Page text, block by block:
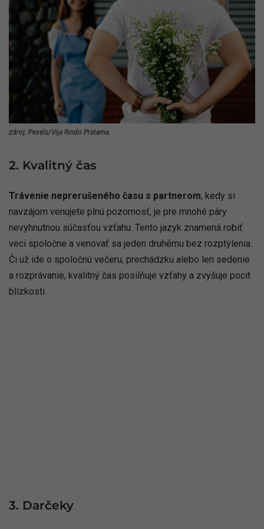
zdroj: Pexels/Vija Rindo Pratama
2. Kvalitný čas
Trávenie neprerušeného času s partnerom, kedy si
navzájom venujete plnú pozornosť, je pre mnohé páry
nevyhnutnou súčasťou vzťahu. Tento jazyk znamená robiť
veci spoločne a venovať sa jeden druhému bez rozptýlenia.
Či už ide o spoločnú večeru, prechádzku alebo len sedenie
a rozprávanie, kvalitný čas posilňuje vzťahy a zvyšuje pocit
blízkosti.
3. Darčeky